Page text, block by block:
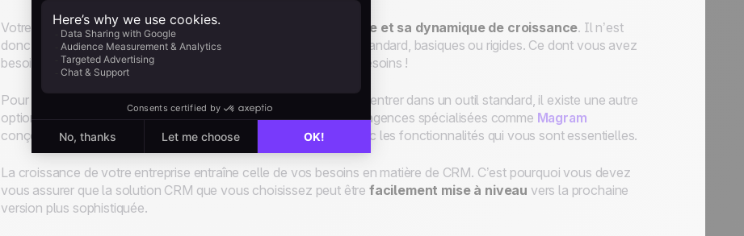
Votre entreprise estunique de par ses processus, sa clientèle et sa dynamique de croissance. Il n’est
donc pas judicieux de s’engager sur un ensemble de fonctions standard, basiques ou rigides. Ce dont vous avez
besoin, c’est d’une solution CRM évolutive en fonction de vos besoins !
Pour les entreprises dont les process sont trop spécifiques pour rentrer dans un outil standard, il existe une autre
option : la mise en place d’un CRM entièrement sur mesure. Des agences spécialisées comme Magram
conçoivent des CRM alignés sur votre cycle de vente exact, avec les fonctionnalités qui vous sont essentielles.
La croissance de votre entreprise entraîne celle de vos besoins en matière de CRM. C’est pourquoi vous devez
vous assurer que la solution CRM que vous choisissez peut être facilement mise à niveau vers la prochaine
version plus sophistiquée.